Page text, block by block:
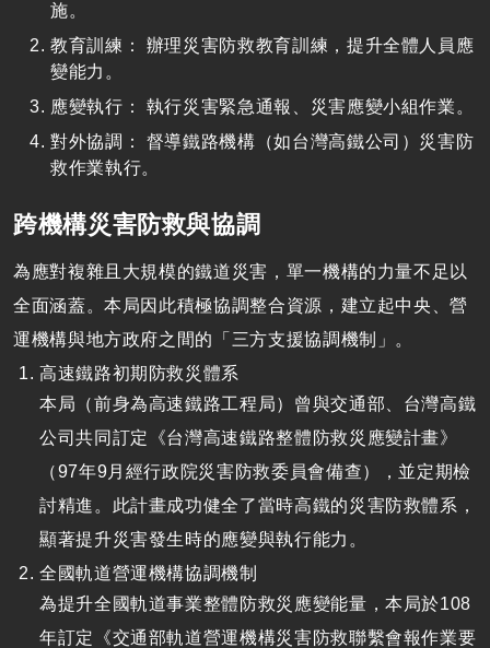
施。
教育訓練：
辦理災害防救教育訓練，提升全體人員應
變能力。
應變執行：
執行災害緊急通報、災害應變小組作業。
對外協調：
督導鐵路機構（如台灣高鐵公司）災害防
救作業執行。
跨機構災害防救與協調
為應對複雜且大規模的鐵道災害，單一機構的力量不足以
全面涵蓋。本局因此積極協調整合資源，建立起中央、營
運機構與地方政府之間的「三方支援協調機制」。
高速鐵路初期防救災體系
本局（前身為高速鐵路工程局）曾與交通部、台灣高鐵
公司共同訂定《台灣高速鐵路整體防救災應變計畫》
（97年9月經行政院災害防救委員會備查），並定期檢
討精進。此計畫成功健全了當時高鐵的災害防救體系，
顯著提升災害發生時的應變與執行能力。
全國軌道營運機構協調機制
為提升全國軌道事業整體防救災應變能量，本局於108
年訂定《交通部軌道營運機構災害防救聯繫會報作業要